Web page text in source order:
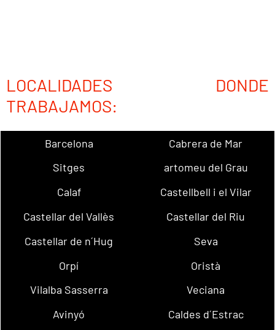
LOCALIDADES DONDE
TRABAJAMOS:
Barcelona
Cabrera de Mar
Sitges
artomeu del Grau
Calaf
Castellbell i el Vilar
Castellar del Vallès
Castellar del Riu
Castellar de n´Hug
Seva
Orpí
Oristà
Vilalba Sasserra
Veciana
Avinyó
Caldes d´Estrac